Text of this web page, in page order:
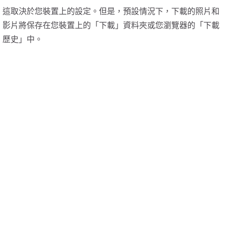
這取決於您裝置上的設定。但是，預設情況下，下載的照片和
影片將保存在您裝置上的「下載」資料夾或您瀏覽器的「下載
歷史」中。